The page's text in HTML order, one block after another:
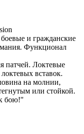
и гражданские
Функционал
патчей. Локтевые
вставок.
на молнии,
или стойкой.
бою!"